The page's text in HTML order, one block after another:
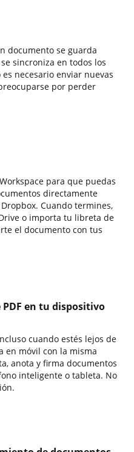
documento se guarda
sincroniza en todos los
necesario enviar nuevas
por perder
para que puedas
directamente
Cuando termines,
o importa tu libreta de
el documento con tus
en tu dispositivo
cuando estés lejos de
en móvil con la misma
anota y firma documentos
inteligente o tableta. No